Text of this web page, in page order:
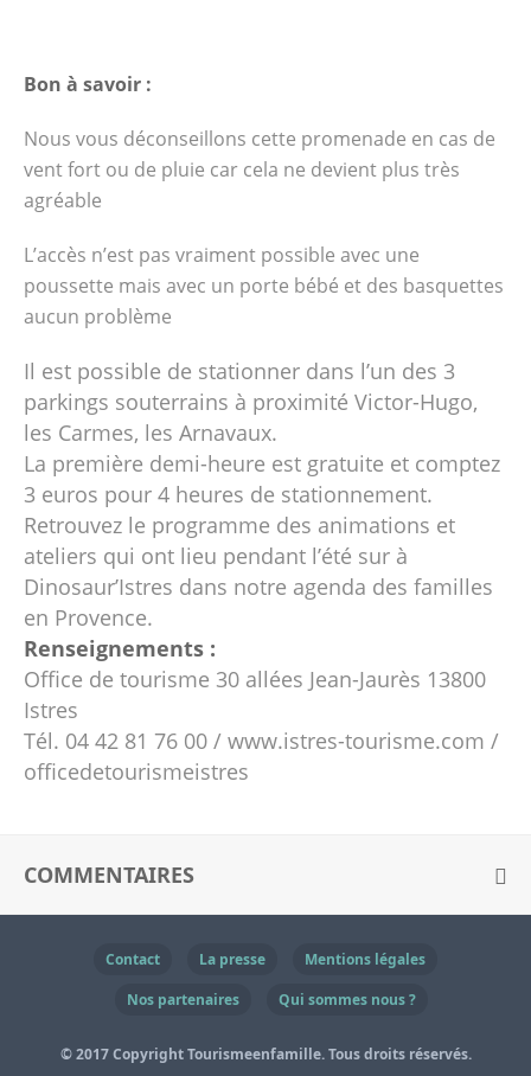
Bon à savoir :
Nous vous déconseillons cette promenade en cas de
vent fort ou de pluie car cela ne devient plus très
agréable
L’accès n’est pas vraiment possible avec une
poussette mais avec un porte bébé et des basquettes
aucun problème
Il est possible de stationner dans l’un des 3
parkings souterrains à proximité Victor-Hugo,
les Carmes, les Arnavaux.
La première demi-heure est gratuite et comptez
3 euros pour 4 heures de stationnement.
Retrouvez le programme des animations et
ateliers qui ont lieu pendant l’été sur à
Dinosaur’Istres dans notre agenda des familles
en Provence.
Renseignements :
Office de tourisme 30 allées Jean-Jaurès 13800
Istres
Tél. 04 42 81 76 00 / www.istres-tourisme.com /
officedetourismeistres
COMMENTAIRES
Contact La presse
Mentions légales
Nos partenaires
Qui sommes nous ?
© 2017 Copyright Tourismeenfamille. Tous droits réservés.